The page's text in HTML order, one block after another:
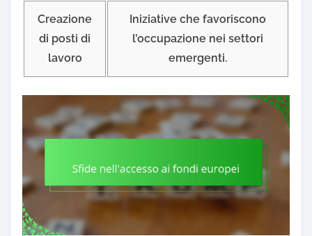
Creazione
di posti di
lavoro
Iniziative che favoriscono
l’occupazione nei settori
emergenti.